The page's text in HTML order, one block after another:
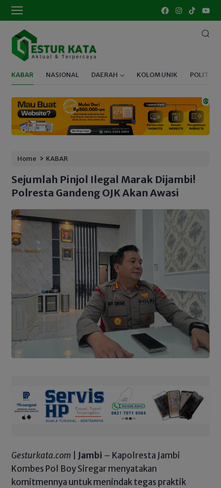
KABAR NASIONAL DAERAH KOLOM UNIK POLITIK
Home › KABAR
Sejumlah Pinjol Ilegal Marak Dijambi!
Polresta Gandeng OJK Akan Awasi
Gesturkata.com Jambi – Kapolresta Jambi
Kombes Pol Boy Siregar menyatakan
komitmennya untuk menindak tegas praktik